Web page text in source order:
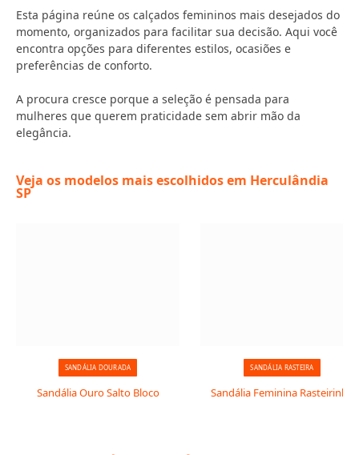
Esta página reúne os calçados femininos mais desejados do
momento, organizados para facilitar sua decisão. Aqui você
encontra opções para diferentes estilos, ocasiões e
preferências de conforto.
A procura cresce porque a seleção é pensada para
mulheres que querem praticidade sem abrir mão da
elegância.
Veja os modelos mais escolhidos em Herculândia
SP
SANDÁLIA DOURADA
Sandália Ouro Salto Bloco
SANDÁLIA RASTEIRA
Sandália Feminina Rasteirinha